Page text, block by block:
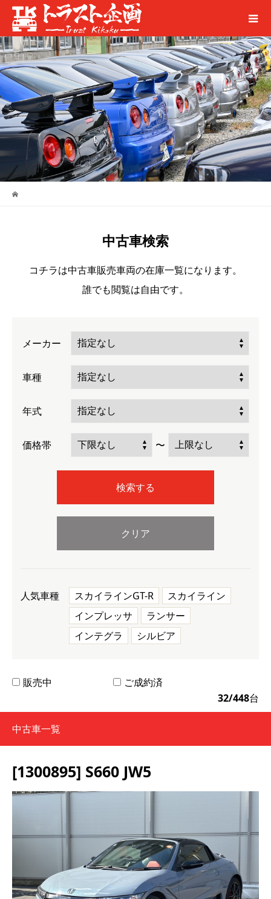
中古車検索
コチラは中古車販売車両の在庫一覧になります。
誰でも閲覧は自由です。
メーカー
車種
年式
価格帯 〜
検索する
クリア
人気車種 スカイラインGT-R
スカイライン
インプレッサ
ランサー
インテグラ
シルビア
販売中
ご成約済
32/448台
中古車一覧
[1300895] S660 JW5